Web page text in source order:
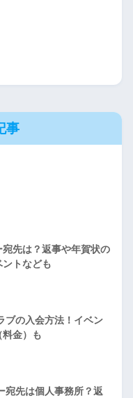
事
先は？返事や年賀状の
ントなども
ブの入会方法！イベン
料金）も
宛先は個人事務所？返